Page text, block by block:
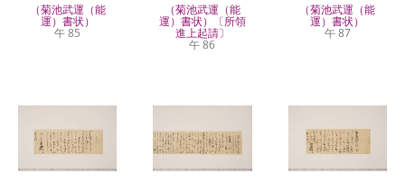
（菊池武運（能
運）書状）
午 85
（菊池武運（能
運）書状）〔所領
進上起請〕
午 86
（菊池武運（能
運）書状）
午 87